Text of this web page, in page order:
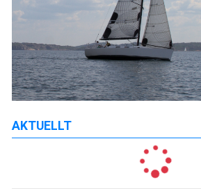
AKTUELLT